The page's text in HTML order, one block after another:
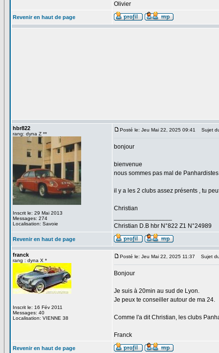
Olivier
Revenir en haut de page
hbr822
rang: dyna Z **
Inscrit le: 29 Mai 2013
Messages: 274
Localisation: Savoie
Posté le: Jeu Mai 22, 2025 09:41 Sujet
bonjour
bienvenue
nous sommes pas mal de
il y a les 2 clubs assez présents , tu
Christian
Christian D.B hbr N°822 Z1 N°24989
Revenir en haut de page
franck
rang : dyna X *
Inscrit le: 16 Fév 2011
Messages: 40
Localisation: VIENNE 38
Posté le: Jeu Mai 22, 2025 11:37 Sujet
Bonjour
Je suis à 20min au sud de Lyon.
Je peux te conseiller autour de ma 24.
Comme l'a dit Christian, les clubs
Franck
Revenir en haut de page